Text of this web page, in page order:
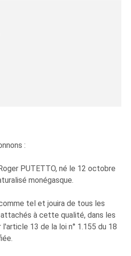
:
PUTETTO, né le 12 octobre
monégasque.
tel et jouira de tous les
à cette qualité, dans les
13 de la loi n° 1.155 du 18